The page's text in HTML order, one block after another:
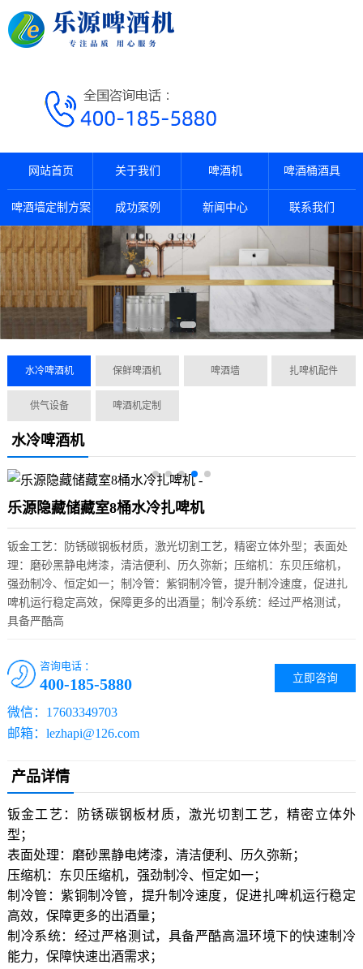
网站首页 关于我们 啤酒机 啤酒桶酒具
啤酒墙定制方案 成功案例 新闻中心 联系我们
水冷啤酒机 保鲜啤酒机 啤酒墙 扎啤机配件
供气设备 啤酒机定制
水冷啤酒机
乐源隐藏储藏室8桶水冷扎啤机
钣金工艺：防锈碳钢板材质，激光切割工艺，精密立体外型；表面处
理：磨砂黑静电烤漆，清洁便利、历久弥新；压缩机：东贝压缩机，
强劲制冷、恒定如一；制冷管：紫铜制冷管，提升制冷速度，促进扎
啤机运行稳定高效，保障更多的出酒量；制冷系统：经过严格测试，
具备严酷高
立即咨询
咨询电话 ：
400-185-5880
微信：17603349703
邮箱：lezhapi@126.com
产品详情
钣金工艺：防锈碳钢板材质，激光切割工艺，精密立体外
型；
表面处理：磨砂黑静电烤漆，清洁便利、历久弥新；
压缩机：东贝压缩机，强劲制冷、恒定如一；
制冷管：紫铜制冷管，提升制冷速度，促进扎啤机运行稳定
高效，保障更多的出酒量；
制冷系统：经过严格测试，具备严酷高温环境下的快速制冷
能力，保障快速出酒需求；